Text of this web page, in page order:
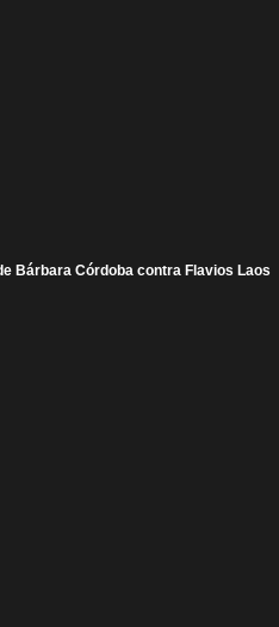
Bárbara Córdoba contra Flavios Laos